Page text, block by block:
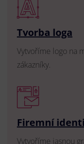
Tvorba loga
Vytvoříme logo na
zákazníky.
Firemní
Vytvoříme jasnou